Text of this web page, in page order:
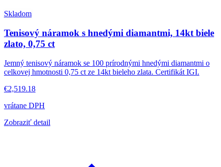
Skladom
Tenisový náramok s hnedými diamantmi, 14kt biele
zlato, 0,75 ct
Jemný tenisový náramok se 100 prírodnými hnedými diamantmi o
celkovej hmotnosti 0,75 ct ze 14kt bieleho zlata. Certifikát IGI.
€2,519.18
vrátane DPH
Zobraziť detail